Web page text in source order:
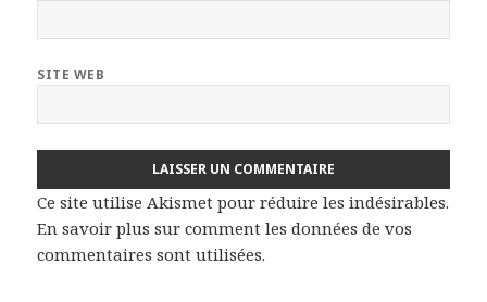
SITE WEB
Ce site utilise Akismet pour réduire les indésirables.
En savoir plus sur comment les données de vos
commentaires sont utilisées.